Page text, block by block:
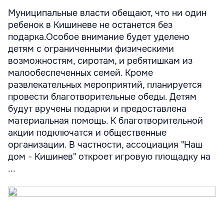
Муниципальные власти обещают, что ни один
ребенок в Кишиневе не останется без
подарка.Особое внимание будет уделено
детям с ограниченными физическими
возможностям, сиротам, и ребятишкам из
малообеспеченных семей. Кроме
развлекательных мероприятий, планируется
провести благотворительные обеды. Детям
будут вручены подарки и предоставлена
материальная помощь. К благотворительной
акции подключатся и общественные
организации. В частности, ассоциация "Наш
дом - Кишинев" откроет игровую площадку на
...